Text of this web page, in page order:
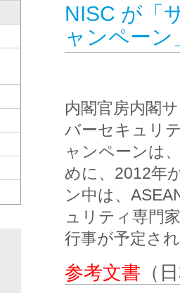
NISC が「
ャンペーン
内閣官房内閣
バーセキュリ
ャンペーンは
めに、2012年
ン中は、
ュリティ専門
行事が予定さ
参考文書 （